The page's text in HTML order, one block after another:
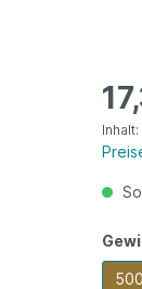
Inhalt: